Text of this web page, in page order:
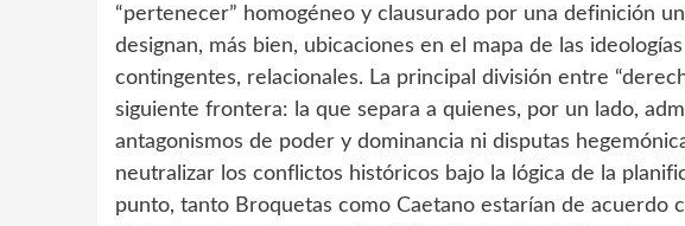
“pertenecer” homogéneo y clausurado por una definición
designan, más bien, ubicaciones en el mapa de las
contingentes, relacionales. La principal división entre
siguiente frontera: la que separa a quienes, por un lado,
antagonismos de poder y dominancia ni disputas
neutralizar los conflictos históricos bajo la lógica de la
punto, tanto Broquetas como Caetano estarían de acuerdo